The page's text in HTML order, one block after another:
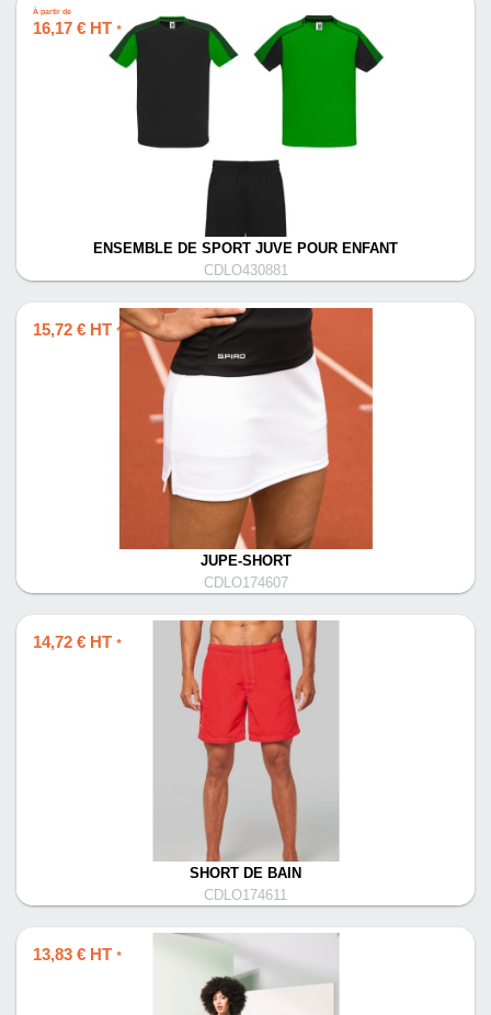
À partir de
16,17 € HT *
ENSEMBLE DE SPORT JUVE POUR ENFANT
CDLO430881
15,72 € HT *
JUPE-SHORT
CDLO174607
14,72 € HT *
SHORT DE BAIN
CDLO174611
13,83 € HT *